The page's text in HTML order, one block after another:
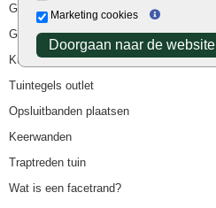
Marketing cookies
Doorgaan naar de website
Goedkope bestrating
Goedkope tuintegels
Kunstgras
Tuintegels outlet
Opsluitbanden plaatsen
Keerwanden
Traptreden tuin
Wat is een facetrand?